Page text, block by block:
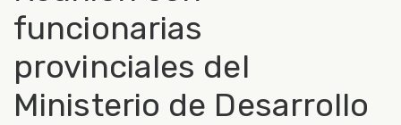
funcionarias
provinciales del
Ministerio de Desarrollo